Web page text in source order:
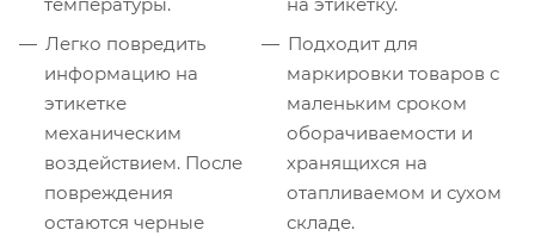
Легко повредить
информацию на
этикетке
механическим
воздействием. После
повреждения
остаются черные
Подходит для
маркировки товаров с
маленьким сроком
оборачиваемости и
хранящихся на
отапливаемом и сухом
складе.